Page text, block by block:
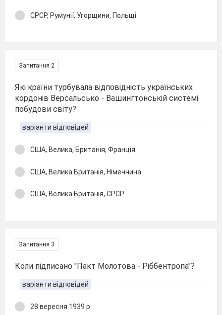
СРСР, Румунії, Угорщини, Польщі
Запитання 2
Які країни турбувала відповідність українських
кордонів Версальсько - Вашингтонській системі
побудови світу?
варіанти відповідей
США, Велика, Британія, Франція
США, Велика Британія, Німеччина
США, Велика Британія, СРСР
Запитання 3
Коли підписано "Пакт Молотова - Ріббентропа"?
варіанти відповідей
28 вересня 1939 р.